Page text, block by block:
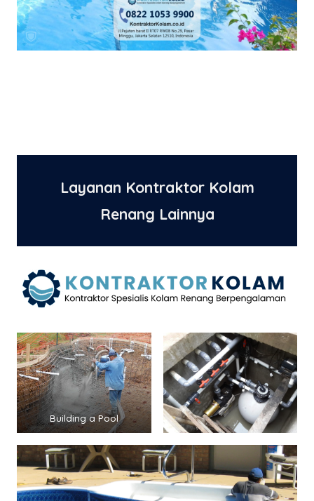
Layanan Kontraktor Kolam
Renang Lainnya
Building a Pool